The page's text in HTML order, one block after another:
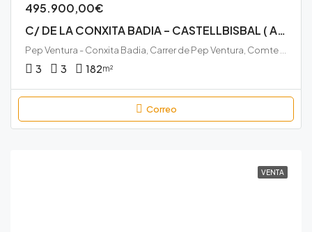
495.900,00€
C/ DE LA CONXITA BADIA – CASTELLBISBAL ( AP-03-00108)
3 3 182m²
Correo
VENTA